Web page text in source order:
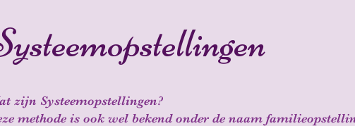
zijn Systeemopstellingen?
methode is ook wel bekend onder de naam